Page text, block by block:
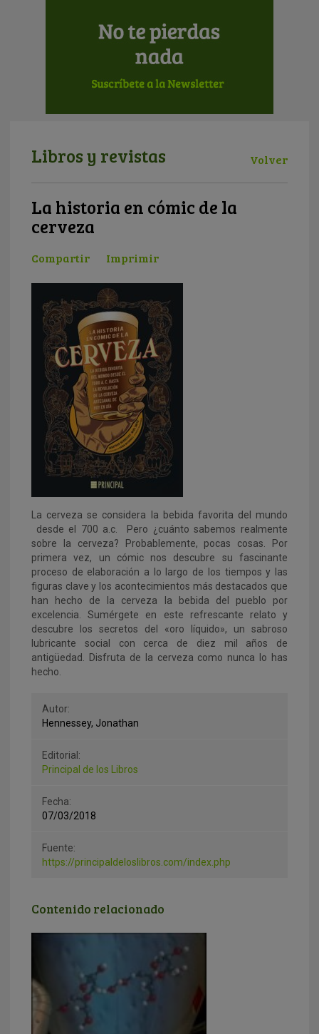
Libros y revistas Volver
La historia en cómic de la
cerveza
Compartir Imprimir
La cerveza se considera la bebida favorita del mundo
desde el 700 a.c. Pero ¿cuánto sabemos realmente
sobre la cerveza? Probablemente, pocas cosas. Por
primera vez, un cómic nos descubre su fascinante
proceso de elaboración a lo largo de los tiempos y las
figuras clave y los acontecimientos más destacados que
han hecho de la cerveza la bebida del pueblo por
excelencia. Sumérgete en este refrescante relato y
descubre los secretos del «oro líquido», un sabroso
lubricante social con cerca de diez mil años de
antigüedad. Disfruta de la cerveza como nunca lo has
hecho.
Autor:
Hennessey, Jonathan
Editorial:
Principal de los Libros
Fecha:
07/03/2018
Fuente:
https://principaldeloslibros.com/index.php
Contenido relacionado